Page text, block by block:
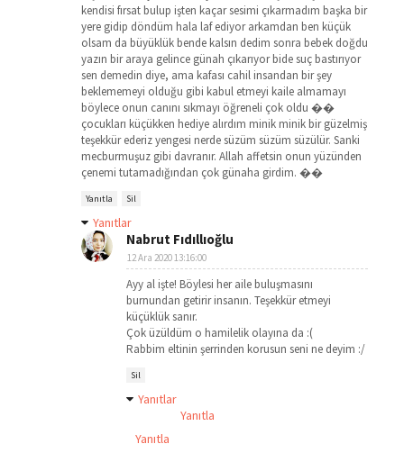
kendisi fırsat bulup işten kaçar sesimi çıkarmadım başka bir
yere gidip döndüm hala laf ediyor arkamdan ben küçük
olsam da büyüklük bende kalsın dedim sonra bebek doğdu
yazın bir araya gelince günah çıkarıyor bide suç bastırıyor
sen demedin diye, ama kafası cahil insandan bir şey
beklememeyi olduğu gibi kabul etmeyi kaile almamayı
böylece onun canını sıkmayı öğreneli çok oldu ��
çocukları küçükken hediye alırdım minik minik bir güzelmiş
teşekkür ederiz yengesi nerde süzüm süzüm süzülür. Sanki
mecburmuşuz gibi davranır. Allah affetsin onun yüzünden
çenemi tutamadığından çok günaha girdim. ��
Yanıtla Sil
Yanıtlar
Nabrut Fıdıllıoğlu
12 Ara 2020 13:16:00
Ayy al işte! Böylesi her aile buluşmasını
burnundan getirir insanın. Teşekkür etmeyi
küçüklük sanır.
Çok üzüldüm o hamilelik olayına da :(
Rabbim eltinin şerrinden korusun seni ne deyim :/
Sil
Yanıtlar
Yanıtla
Yanıtla